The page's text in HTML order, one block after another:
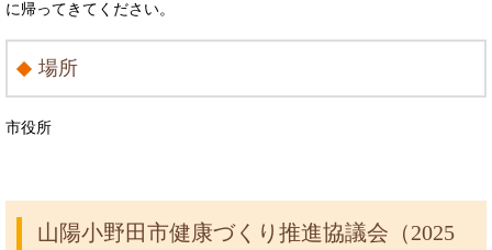
に帰ってきてください。
場所
市役所
山陽小野田市健康づくり推進協議会（2025